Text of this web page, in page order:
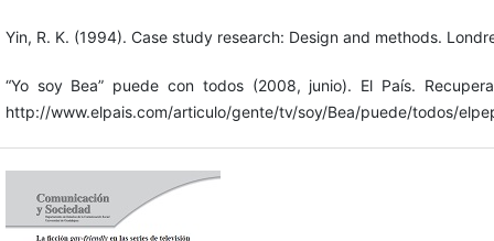
Yin, R. K. (1994). Case study research: Design and methods.
“Yo soy Bea” puede con todos (2008, junio). El País.
http://www.elpais.com/articulo/gente/tv/soy/Bea/puede/todos/